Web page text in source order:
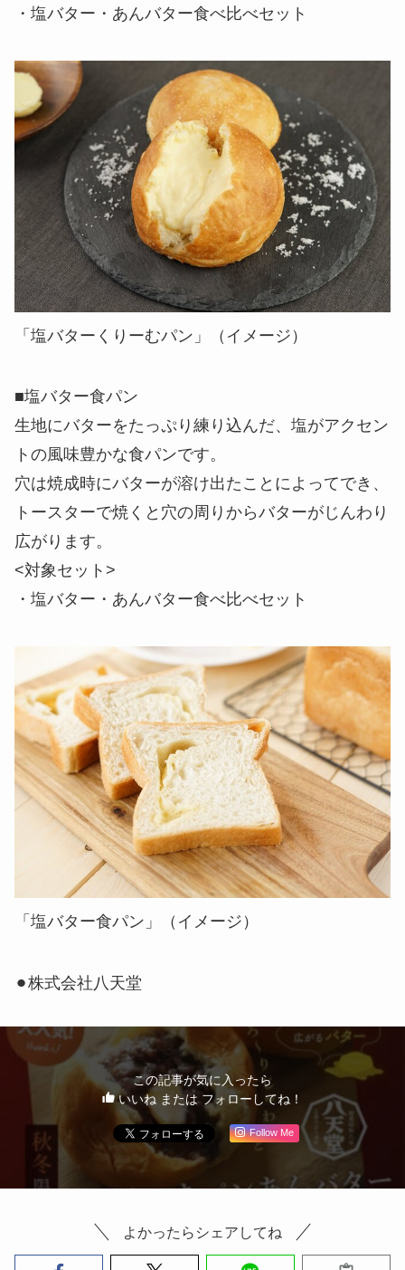
・塩バター・あんバター食べ比べセット
「塩バターくりーむパン」（イメージ）
■塩バター食パン
生地にバターをたっぷり練り込んだ、塩がアクセン
トの風味豊かな食パンです。
穴は焼成時にバターが溶け出たことによってでき、
トースターで焼くと穴の周りからバターがじんわり
広がります。
<対象セット>
・塩バター・あんバター食べ比べセット
「塩バター食パン」（イメージ）
⚫︎株式会社八天堂
この記事が気に入ったら
いいね または フォローしてね！
Follow Me
よかったらシェアしてね